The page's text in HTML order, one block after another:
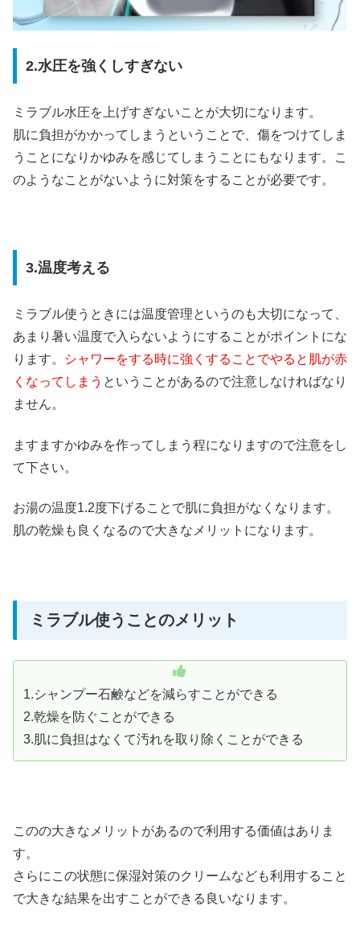
2.水圧を強くしすぎない
ミラブル水圧を上げすぎないことが大切になります。
肌に負担がかかってしまうということで、傷をつけてしま
うことになりかゆみを感じてしまうことにもなります。こ
のようなことがないように対策をすることが必要です。
3.温度考える
ミラブル使うときには温度管理というのも大切になって、
あまり暑い温度で入らないようにすることがポイントにな
ります。
シャワーをする時に強くすることでやると肌が赤
くなってしまう ということがあるので注意しなければなり
ません。
ますますかゆみを作ってしまう程になりますので注意をし
て下さい。
お湯の温度1.2度下げることで肌に負担がなくなります。
肌の乾燥も良くなるので大きなメリットになります。
ミラブル使うことのメリット
1.シャンプー石鹸などを減らすことができる
2.乾燥を防ぐことができる
3.肌に負担はなくて汚れを取り除くことができる
このの大きなメリットがあるので利用する価値はありま
す。
さらにこの状態に保湿対策のクリームなども利用すること
で大きな結果を出すことができる良いなります。